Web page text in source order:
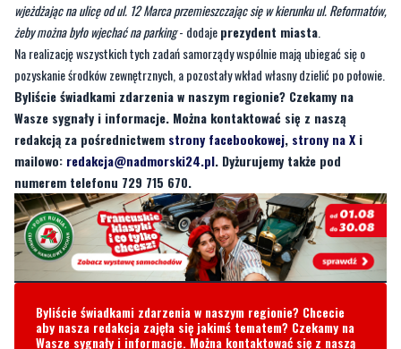
wjeżdżając na ulicę od ul. 12 Marca przemieszczając się w kierunku ul. Reformatów,
żeby można było wjechać na parking- dodajeprezydent miasta.
Na realizację wszystkich tych zadań samorządy wspólnie mają ubiegać się o
pozyskanie środków zewnętrznych, a pozostały wkład własny dzielić po połowie.
Byliście świadkami zdarzenia w naszym regionie? Czekamy na
Wasze sygnały i informacje. Można kontaktować się z naszą
redakcją za pośrednictwem strony facebookowej, strony na X i
mailowo: redakcja@nadmorski24.pl. Dyżurujemy także pod
numerem telefonu 729 715 670.
Byliście świadkami zdarzenia w naszym regionie? Chcecie
aby nasza redakcja zajęła się jakimś tematem? Czekamy na
Wasze sygnały i informacje. Można kontaktować się z naszą